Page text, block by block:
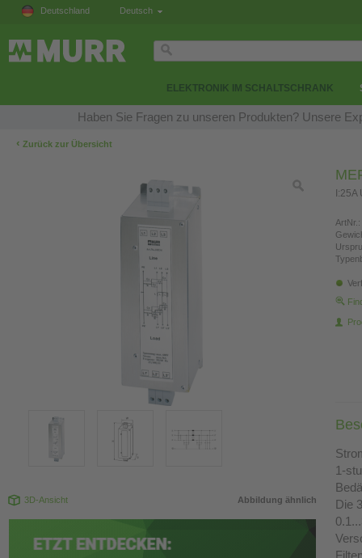
Deutschland Deutsch
ELEKTRONIK IM SCHALTSCHRANK
Haben Sie Fragen zu unseren Produkten? Unsere
‹ Zurück zur Übersicht
3D-Ansicht Abbildung ähnlich
ArtNr.:
1-
Die